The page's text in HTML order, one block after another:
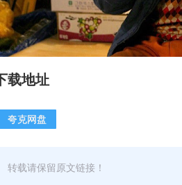
下载地址
夸克网盘
转载请保留原文链接！